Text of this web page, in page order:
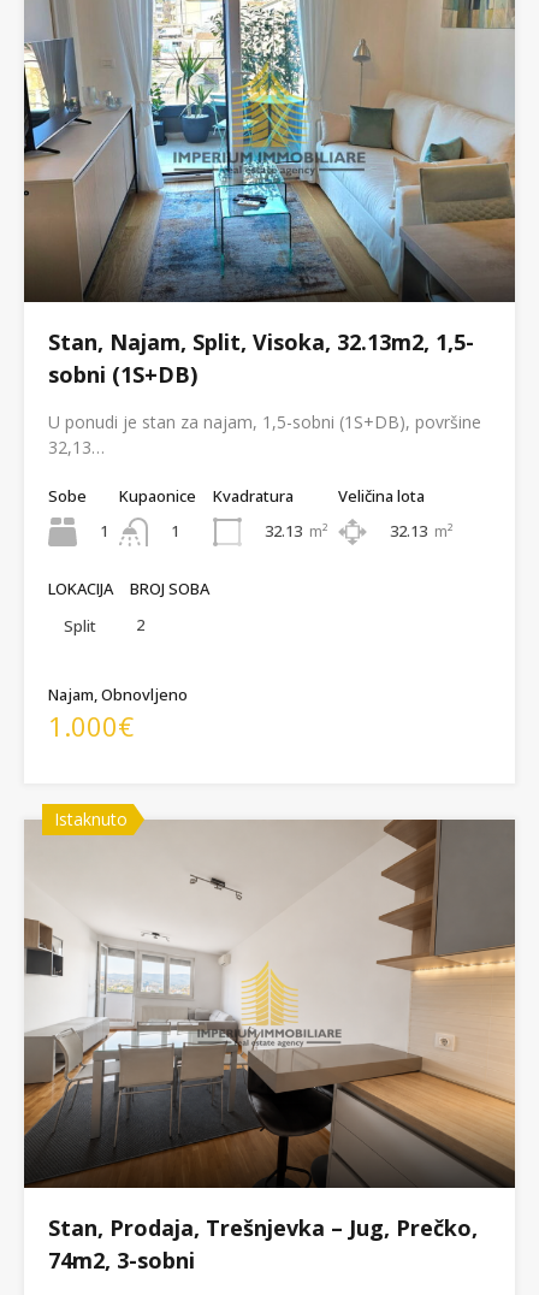
Stan, Najam, Split, Visoka, 32.13m2, 1,5-
sobni (1S+DB)
U ponudi je stan za najam, 1,5-sobni (1S+DB), površine
32,13…
Sobe
1
Kupaonice
1
Kvadratura
32.13 m²
Veličina lota
32.13 m²
LOKACIJA
Split
BROJ SOBA
2
Najam, Obnovljeno
1.000€
Istaknuto
Stan, Prodaja, Trešnjevka – Jug, Prečko,
74m2, 3-sobni